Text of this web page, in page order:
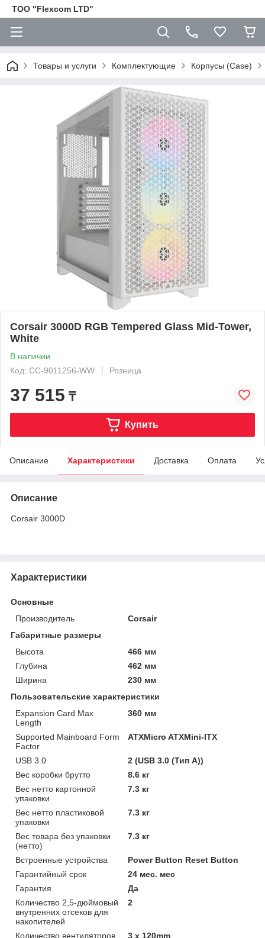
ТОО "Flexcom LTD"
Товары и услуги Комплектующие Корпусы (Case)
Corsair 3000D RGB Tempered Glass Mid-Tower,
White
В наличии
Код: CC-9011256-WW
Розница
37 515 ₸
Купить
Описание Характеристики Доставка Оплата
Описание
Corsair 3000D
Характеристики
Основные
Производитель
Corsair
Габаритные размеры
Высота
466 мм
Глубина
462 мм
Ширина
230 мм
Пользовательские характеристики
Expansion Card Max
Length
360 мм
Supported Mainboard Form
Factor
ATXMicro ATXMini-ITX
USB 3.0
2 (USB 3.0 (Тип A))
Вес коробки брутто
8.6 кг
Вес нетто картонной
упаковки
7.3 кг
Вес нетто пластиковой
упаковки
7.3 кг
Вес товара без упаковки
(нетто)
7.3 кг
Встроенные устройства
Power Button Reset Button
Гарантийный срок
24 мес. мес
Гарантия
Да
Количество 2,5-дюймовый
внутренних отсеков для
накопителей
2
Количество вентиляторов
3 x 120mm